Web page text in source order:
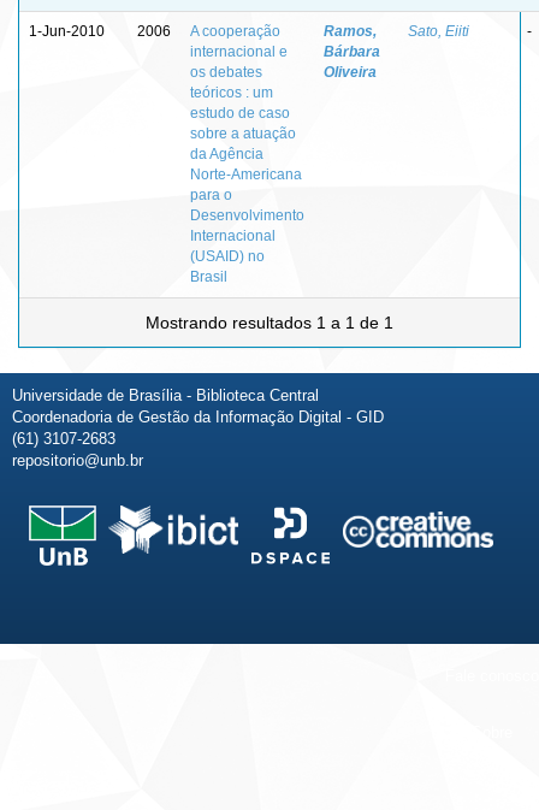
1-Jun-2010 2006
A cooperação
internacional e
os debates
teóricos : um
estudo de caso
sobre a atuação
da Agência
Norte-Americana
para o
Desenvolvimento
Internacional
(USAID) no
Brasil
Ramos,
Bárbara
Oliveira
Sato, Eiiti -
Mostrando resultados 1 a 1 de 1
Universidade de Brasília - Biblioteca Central
Coordenadoria de Gestão da Informação Digital - GID
(61) 3107-2683
repositorio@unb.br